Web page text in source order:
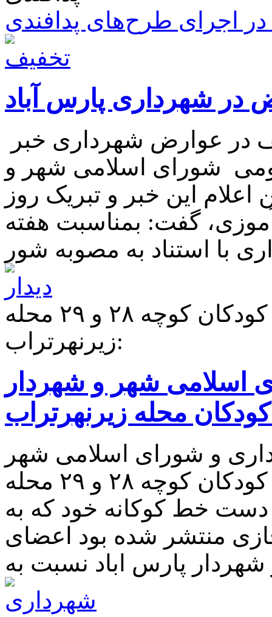
اجرای طرح‌های پدافندی
در شهرداری پارس آباد
شورای اسلامی شهر و
این خبر و تبریک روز
گفت: بمناسبت هفته
واکنش جالب نسبت به نامه کودکان کوچه ۲۸ و ۲۹ محله
زیرنهرتراب:
اسلامی شهر و شهردار
کودکان محله زیرنهرتراب
و شورای اسلامی شهر
پارساباد؛ در روزهای اخیر کودکان کوچه ۲۸ و ۲۹ محله
دست خط کوکانه خود که به
منتشر شده بود اعضای